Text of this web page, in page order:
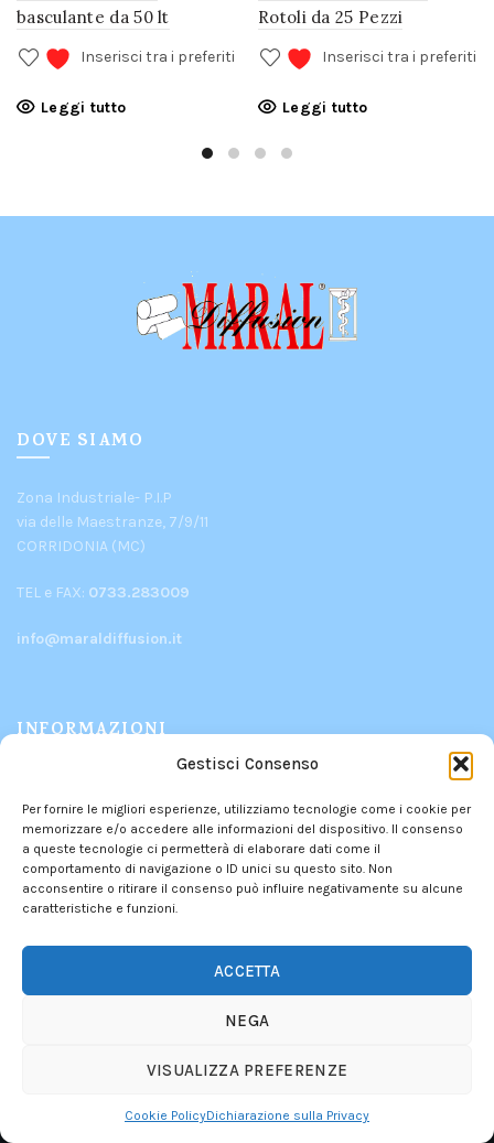
Gestisci Consenso
Per fornire le migliori esperienze, utilizziamo tecnologie come i cookie per
memorizzare e/o accedere alle informazioni del dispositivo. Il consenso
a queste tecnologie ci permetterà di elaborare dati come il
comportamento di navigazione o ID unici su questo sito. Non
acconsentire o ritirare il consenso può influire negativamente su alcune
caratteristiche e funzioni.
ACCETTA
NEGA
VISUALIZZA PREFERENZE
Cookie PolicyDichiarazione sulla Privacy
basculante da 50 lt
Inserisci tra i preferiti
Leggi tutto
Rotoli da 25 Pezzi
Inserisci tra i preferiti
Leggi tutto
DOVE SIAMO
Zona Industriale- P.I.P
via delle Maestranze, 7/9/11
CORRIDONIA (MC)
TEL e FAX: 0733.283009
info@maraldiffusion.it
INFORMAZIONI
CHI SIAMO
CONTATTI
POLITICA DEI RESI
PRIVACY POLICY–COOKIE POLICY
INFORMATIVA DEI CONTRIBUTI PUBBLICI
Maral Diffusion 2025. Tutti i diritti riservati. P.I. 01367580436
By browsing this website, you agree to our use of cookies.
ACCEPT More info